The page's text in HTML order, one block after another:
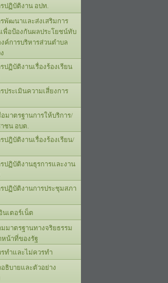
ปฏิบัติงาน อปท.
พัฒนาและส่งเสริมการ
พื่อป้องกันผลประโยชน์ทับ
ค์การบริหารส่วนตำบล
ปฏิบัติงานเรื่องร้องเรียน
ประเมินความเสี่ยงการ
มาตรฐานการให้บริการ/
ชน อบต.
ปฎิบัติงานเรื่องร้องเรียน/
ปฏิบัติงานธุรการและงาน
ปฏิบัติงานการประชุมสภา
นเตอร์เน็ต
มาตรฐานทางจริยธรรม
หน้าที่ของรัฐ
ทำและไม่ควรทำ
ธิบายและตัวอย่าง